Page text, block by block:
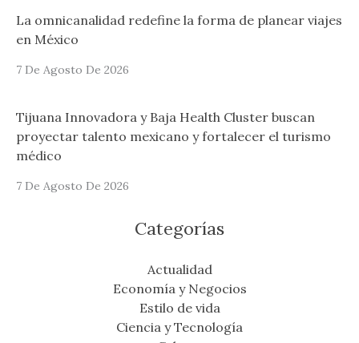
La omnicanalidad redefine la forma de planear viajes
en México
7 De Agosto De 2026
Tijuana Innovadora y Baja Health Cluster buscan
proyectar talento mexicano y fortalecer el turismo
médico
7 De Agosto De 2026
Categorías
Actualidad
Economía y Negocios
Estilo de vida
Ciencia y Tecnología